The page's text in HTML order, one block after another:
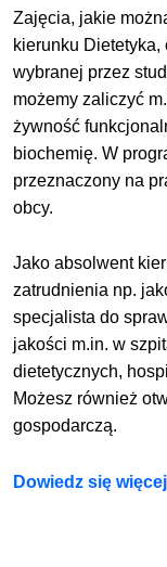
Zajęcia, jakie
kierunku
wybranej przez
możemy zaliczyć
żywność
biochemię. W
przeznaczony na
obcy.
Jako absolwent
zatrudnienia np.
specjalista do
jakości m.in. w
dietetycznych,
Możesz również
gospodarczą.
Dowiedz się więcej